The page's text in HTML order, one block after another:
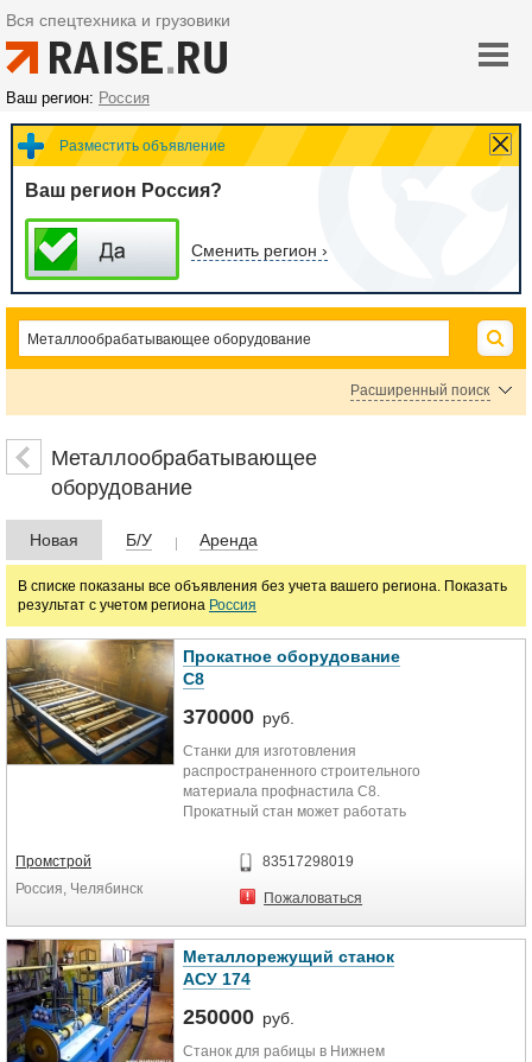
Вся спецтехника и грузовики
Ваш регион: Россия
Разместить объявление
Ваш регион Россия?
Сменить регион ›
Расширенный поиск
Цена
руб.
Марка
Металлообрабатывающее
оборудование
Новая Б/У Аренда
В списке показаны все объявления без учета вашего региона. Показать
результат с учетом региона Россия
Прокатное оборудование
С8
370000 руб.
Станки для изготовления
распространенного строительного
материала профнастила С8.
Прокатный стан может работать
Промстрой
Россия, Челябинск
83517298019
Пожаловаться
Металлорежущий станок
АСУ 174
250000 руб.
Станок для рабицы в Нижнем